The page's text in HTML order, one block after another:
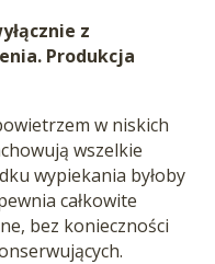
z
Produkcja
w niskich
wszelkie
wypiekania byłoby
całkowite
bez konieczności